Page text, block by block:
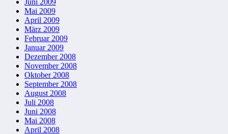
Mai 2009
April 2009
März 2009
Februar 2009
Januar 2009
Dezember 2008
November 2008
Oktober 2008
September 2008
August 2008
Juli 2008
Juni 2008
Mai 2008
April 2008